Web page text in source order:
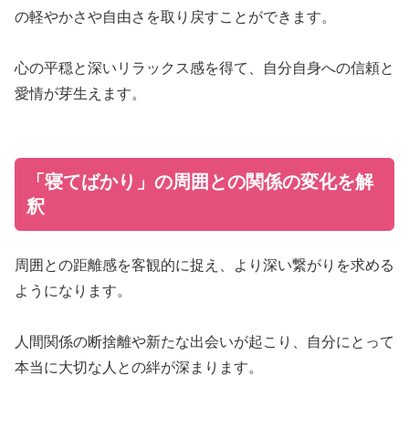
の軽やかさや自由さを取り戻すことができます。
心の平穏と深いリラックス感を得て、自分自身への信頼と
愛情が芽生えます。
「寝てばかり」の周囲との関係の変化を解
釈
周囲との距離感を客観的に捉え、より深い繋がりを求める
ようになります。
人間関係の断捨離や新たな出会いが起こり、自分にとって
本当に大切な人との絆が深まります。